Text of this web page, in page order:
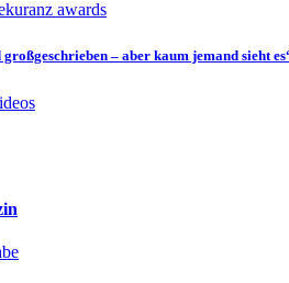
awards
– aber kaum jemand sieht